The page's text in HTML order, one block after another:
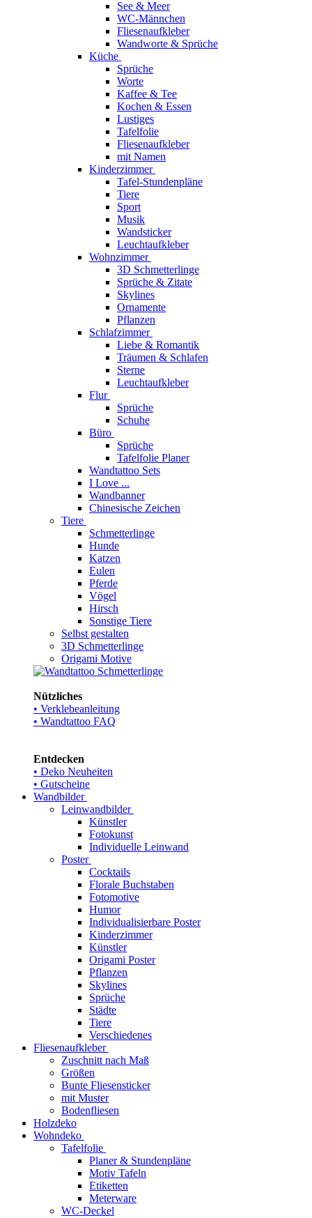
See & Meer
WC-Männchen
Fliesenaufkleber
Wandworte & Sprüche
Küche
Sprüche
Worte
Kaffee & Tee
Kochen & Essen
Lustiges
Tafelfolie
Fliesenaufkleber
mit Namen
Kinderzimmer
Tafel-Stundenpläne
Tiere
Sport
Musik
Wandsticker
Leuchtaufkleber
Wohnzimmer
3D Schmetterlinge
Sprüche & Zitate
Skylines
Ornamente
Pflanzen
Schlafzimmer
Liebe & Romantik
Träumen & Schlafen
Sterne
Leuchtaufkleber
Flur
Sprüche
Schuhe
Büro
Sprüche
Tafelfolie Planer
Wandtattoo Sets
I Love ...
Wandbanner
Chinesische Zeichen
Tiere
Schmetterlinge
Hunde
Katzen
Eulen
Pferde
Vögel
Hirsch
Sonstige Tiere
Selbst gestalten
3D Schmetterlinge
Origami Motive
Nützliches
• Verklebeanleitung
• Wandtattoo FAQ
Entdecken
• Deko Neuheiten
• Gutscheine
Wandbilder
Leinwandbilder
Künstler
Fotokunst
Individuelle Leinwand
Poster
Cocktails
Florale Buchstaben
Fotomotive
Humor
Individualisierbare Poster
Kinderzimmer
Künstler
Origami Poster
Pflanzen
Skylines
Sprüche
Städte
Tiere
Verschiedenes
Fliesenaufkleber
Zuschnitt nach Maß
Größen
Bunte Fliesensticker
mit Muster
Bodenfliesen
Holzdeko
Wohndeko
Tafelfolie
Planer & Stundenpläne
Motiv Tafeln
Etiketten
Meterware
WC-Deckel